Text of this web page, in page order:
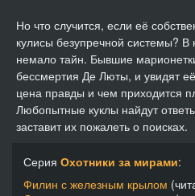
Лютумвиль. Королевство
Лютумвиль. Королевство
Лютумвиль. Королевство
Лютумвиль. Королевство
Лютумвиль. Королевство
Но что случится, если её
кулисы безупречной системы?
немало тайн. Бывшие
бессмертия Де Люты, и увидят
цена правды и чем приходится
Любопытные куклы найдут
заставит их пожалеть о поисках.
Серия Охотники за мирами:
Филин с железным крылом